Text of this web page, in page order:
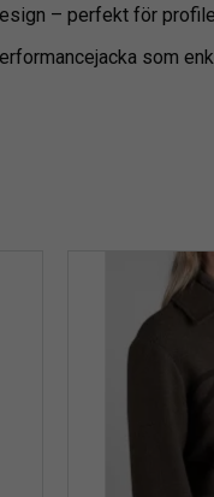
– perfekt för
som